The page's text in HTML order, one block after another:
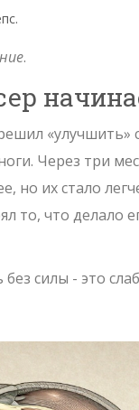
.
Через три
но их стало
то, что делало
силы - это